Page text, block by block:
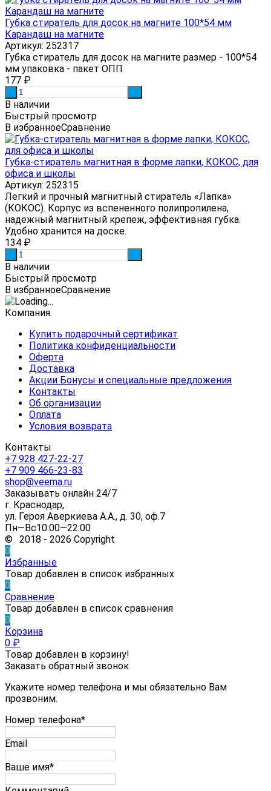
Губка стиратель для досок на магните 100*54 мм
Карандаш на магните
Артикул: 252317
Губка стиратель для досок на магните размер - 100*54
мм упаковка - пакет ОПП
177 ₽
В наличии
Быстрый просмотр
В избранноеСравнение
Губка-стиратель магнитная в форме лапки, КОКОС, для
офиса и школы
Артикул: 252315
Легкий и прочный магнитный стиратель «Лапка»
(КОКОС). Корпус из вспененного полипропилена,
надежный магнитный крепеж, эффективная губка.
Удобно хранится на доске.
134 ₽
В наличии
Быстрый просмотр
В избранноеСравнение
Компания
Купить подарочный сертификат
Политика конфиденциальности
Оферта
Доставка
Акции Бонусы и специальные предложения
Контакты
Об организации
Оплата
Условия возврата
Контакты
+7 928 427-22-27
+7 909 466-23-83
shop@veema.ru
Заказывать онлайн 24/7
г. Краснодар,
ул. Героя Аверкиева А.А., д. 30, оф.7
Пн—Вс10:00—22:00
© 2018 - 2026 Copyright
0
Избранные
Товар добавлен в список избранных
0
Сравнение
Товар добавлен в список сравнения
0
Корзина
0 ₽
Товар добавлен в корзину!
Заказать обратный звонок
Укажите номер телефона и мы обязательно Вам
прозвоним.
Номер телефона*
Email
Ваше имя*